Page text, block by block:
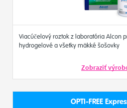
Viacúčelový roztok z laboratória Alcon
hydrogelové a všetky mäkké šošovky
Zobraziť
OPTI-FREE